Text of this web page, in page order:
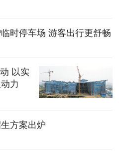
时停车场 游客出行更舒畅
以实
力
方案出炉